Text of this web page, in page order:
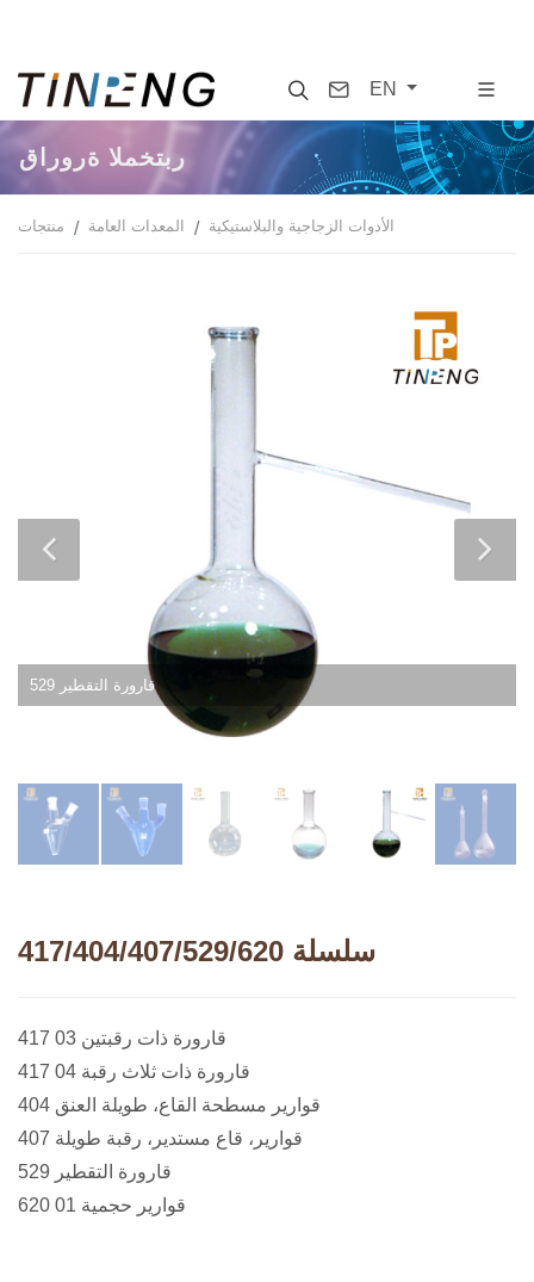
SearchContact
EN
قارورة المختبر
منتجات المعدات العامة الأدوات الزجاجية والبلاستيكية
529 قارورة التقطير
417/404/407/529/620 سلسلة
417 03 قارورة ذات رقبتين
417 04 قارورة ذات ثلاث رقبة
404 قوارير مسطحة القاع، طويلة العنق
407 قوارير، قاع مستدير، رقبة طويلة
529 قارورة التقطير
620 01 قوارير حجمية